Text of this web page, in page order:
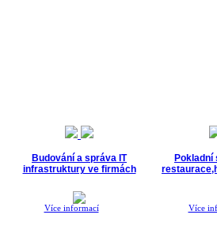
Budování a správa IT
infrastruktury ve firmách
Více informací Více